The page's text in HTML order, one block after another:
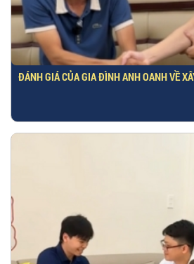
ĐÁNH GIÁ CỦA GIA ĐÌNH ANH OANH VỀ